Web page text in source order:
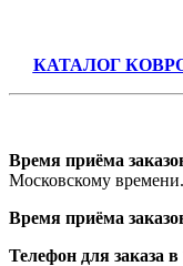
КАТАЛОГ
Время приёма
Московскому времени.
Время приёма
Телефон для заказа в